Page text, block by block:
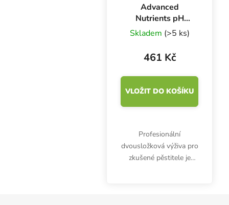
Advanced
Nutrients pH
Perfect
Connoisseur
Bloom A+B 500
ml, základní
hnojivo na květ
Skladem (>5 ks)
461 Kč
VLOŽIT DO KOŠÍKU
Profesionální
dvousložková výživa pro
zkušené pěstitele je